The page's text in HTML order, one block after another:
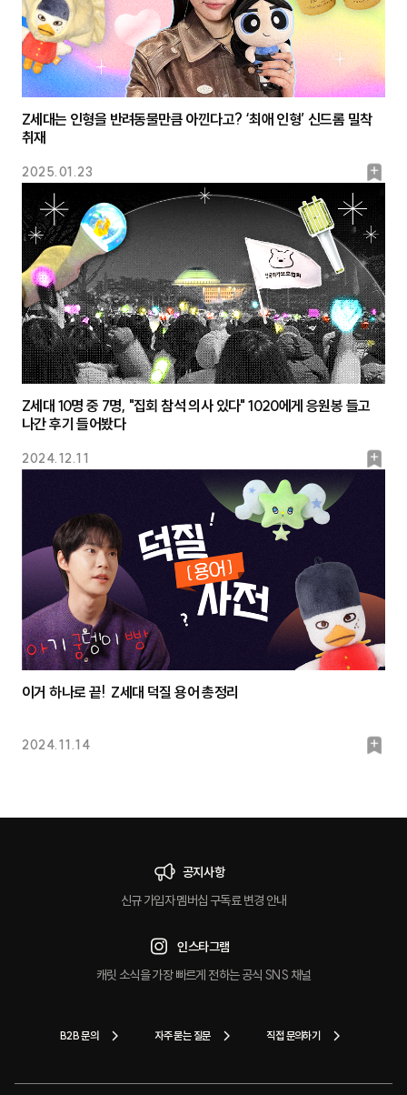
2025.01.23
북
크
Z세대는 인형을 반려동물만큼 아낀다고? ‘최애 인형’ 신드롬 밀착
취재
2024.12.11
북
Z세대 10명 중 7명, "집회 참석 의사 있다" 1020에게 응원봉 들고
나간 후기 들어봤다
2024.11.14
북
이거 하나로 끝! Z세대 덕질 용어 총정리
공지사항
신규 가입자 멤버십 구독료 변경 안내
인스타그램
캐릿 소식을 가장 빠르게 전하는 공식 SNS 채널
B2B 문의 자주 묻는 질문 직접 문의하기